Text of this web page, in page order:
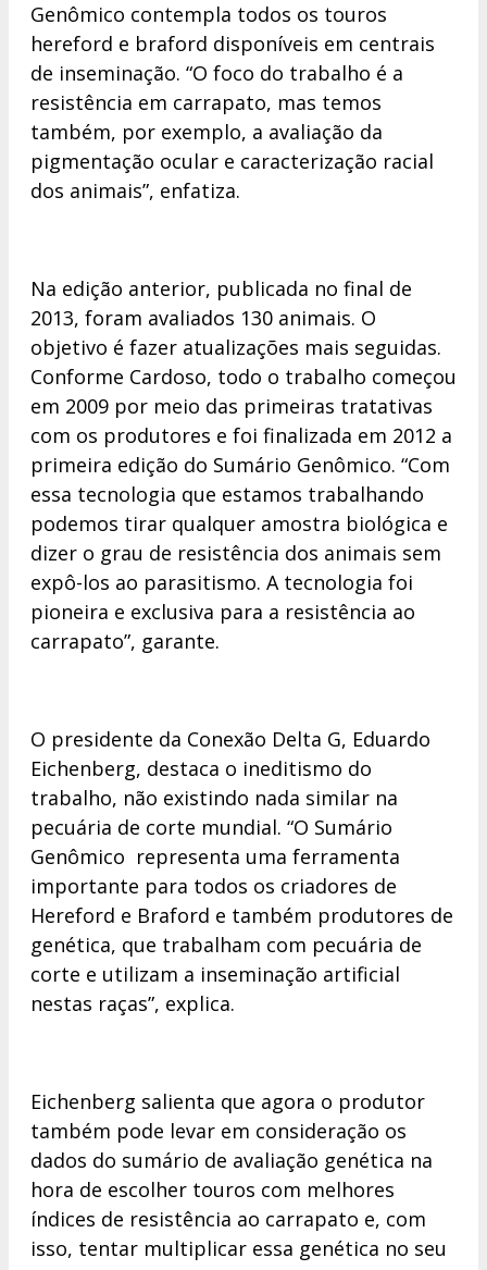
Genômico contempla todos os touros
hereford e braford disponíveis em centrais
de inseminação. “O foco do trabalho é a
resistência em carrapato, mas temos
também, por exemplo, a avaliação da
pigmentação ocular e caracterização racial
dos animais”, enfatiza.
Na edição anterior, publicada no final de
2013, foram avaliados 130 animais. O
objetivo é fazer atualizações mais seguidas.
Conforme Cardoso, todo o trabalho começou
em 2009 por meio das primeiras tratativas
com os produtores e foi finalizada em 2012 a
primeira edição do Sumário Genômico. “Com
essa tecnologia que estamos trabalhando
podemos tirar qualquer amostra biológica e
dizer o grau de resistência dos animais sem
expô-los ao parasitismo. A tecnologia foi
pioneira e exclusiva para a resistência ao
carrapato”, garante.
O presidente da Conexão Delta G, Eduardo
Eichenberg, destaca o ineditismo do
trabalho, não existindo nada similar na
pecuária de corte mundial. “O Sumário
Genômico representa uma ferramenta
importante para todos os criadores de
Hereford e Braford e também produtores de
genética, que trabalham com pecuária de
corte e utilizam a inseminação artificial
nestas raças”, explica.
Eichenberg salienta que agora o produtor
também pode levar em consideração os
dados do sumário de avaliação genética na
hora de escolher touros com melhores
índices de resistência ao carrapato e, com
isso, tentar multiplicar essa genética no seu